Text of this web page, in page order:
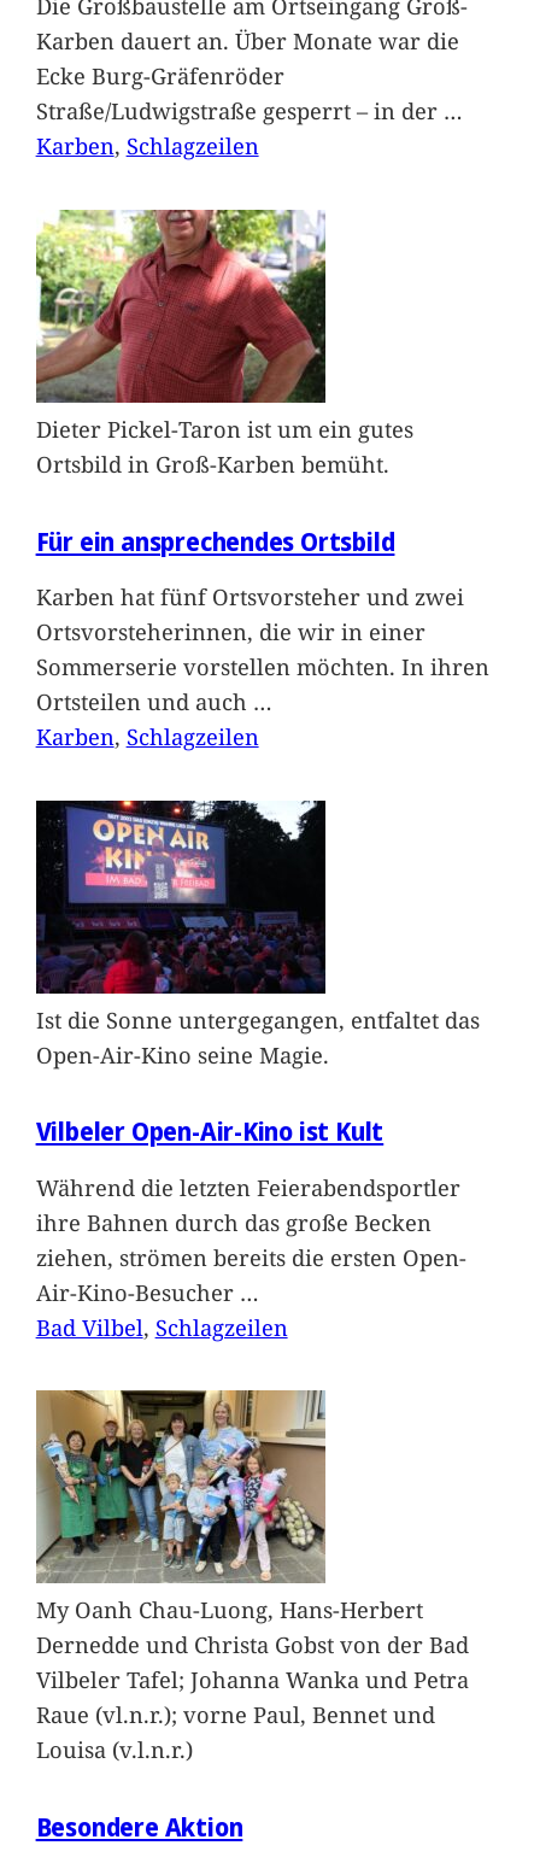
Karben dauert an. Über Monate war die
Ecke Burg-Gräfenröder
Straße/Ludwigstraße gesperrt – in der …
Karben, Schlagzeilen
Dieter Pickel-Taron ist um ein gutes
Ortsbild in Groß-Karben bemüht.
Für ein ansprechendes Ortsbild
Karben hat fünf Ortsvorsteher und zwei
Ortsvorsteherinnen, die wir in einer
Sommerserie vorstellen möchten. In ihren
Ortsteilen und auch …
Karben, Schlagzeilen
Ist die Sonne untergegangen, entfaltet das
Open-Air-Kino seine Magie.
Vilbeler Open-Air-Kino ist Kult
Während die letzten Feierabendsportler
ihre Bahnen durch das große Becken
ziehen, strömen bereits die ersten Open-
Air-Kino-Besucher …
Bad Vilbel, Schlagzeilen
My Oanh Chau-Luong, Hans-Herbert
Dernedde und Christa Gobst von der Bad
Vilbeler Tafel; Johanna Wanka und Petra
Raue (vl.n.r.); vorne Paul, Bennet und
Louisa (v.l.n.r.)
Besondere Aktion